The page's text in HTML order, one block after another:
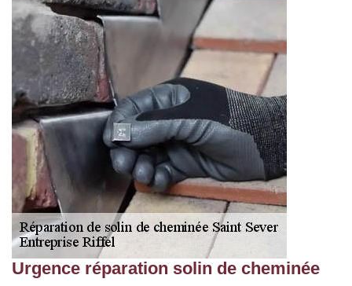
Urgence réparation solin de cheminée